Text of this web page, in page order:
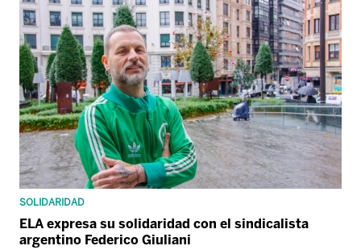
SOLIDARIDAD
ELA expresa su solidaridad con el sindicalista
argentino Federico Giuliani